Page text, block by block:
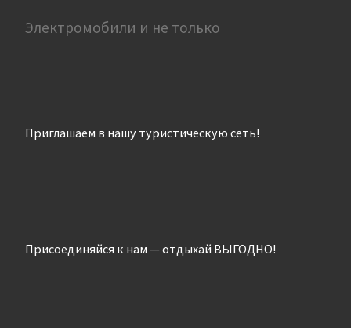
Электромобили и не только
Приглашаем в нашу туристическую сеть!
Присоединяйся к нам — отдыхай ВЫГОДНО!